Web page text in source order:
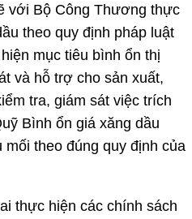
với Bộ Công Thương thực
theo quy định pháp luật
mục tiêu bình ổn thị
và hỗ trợ cho sản xuất,
tra, giám sát việc trích
Bình ổn giá xăng dầu
theo đúng quy định của
thực hiện các chính sách